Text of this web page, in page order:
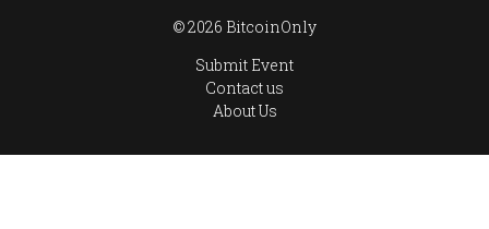
© 2026 BitcoinOnly
Submit Event
Contact us
About Us